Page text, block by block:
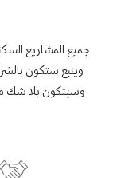
جميع المشاريع
وينبع ستكون
وسيتكون بلا شك